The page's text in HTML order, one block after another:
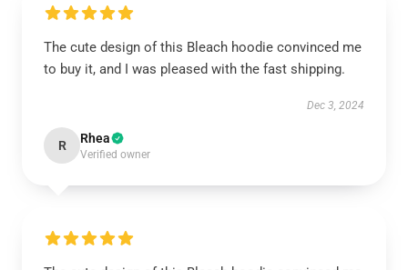
The cute design of this Bleach hoodie convinced me
to buy it, and I was pleased with the fast shipping.
Dec 3, 2024
R Rhea
Verified owner